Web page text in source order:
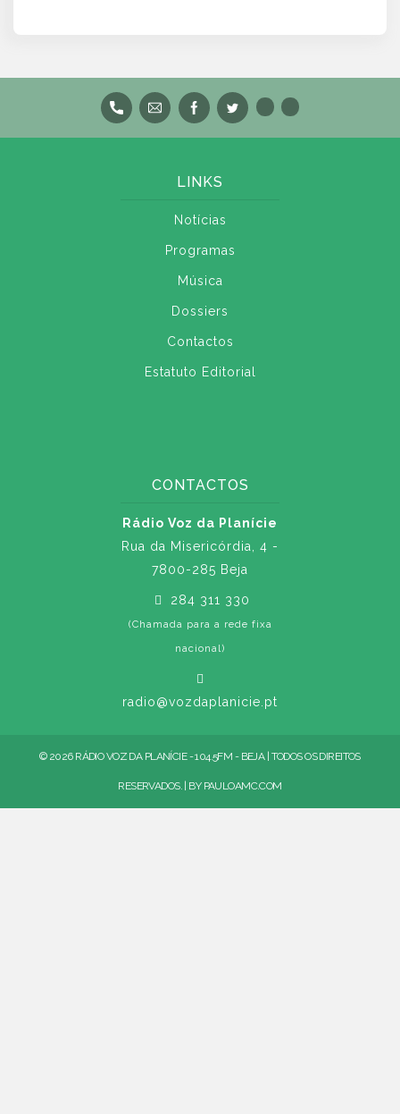
LINKS
Notícias
Programas
Música
Dossiers
Contactos
Estatuto Editorial
CONTACTOS
Rádio Voz da Planície
Rua da Misericórdia, 4 -
7800-285 Beja
284 311 330
(Chamada para a rede fixa
nacional)
radio@vozdaplanicie.pt
© 2026 RÁDIO VOZ DA PLANÍCIE - 104.5FM - BEJA | TODOS OS DIREITOS
RESERVADOS. | BY PAULOAMC.COM